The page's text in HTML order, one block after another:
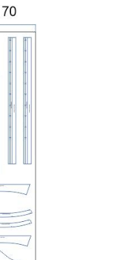
за
серия
знают
(обтачки,
.
очень низкую
отзывы прошлых
меткам без